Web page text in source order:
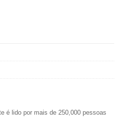
é lido por mais de 250,000 pessoas